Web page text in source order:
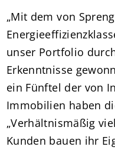
„Mit dem von
unser Portfolio
Erkenntnisse
ein Fünftel der von
Immobilien haben
„Verhältnismäßig
Kunden bauen ihr